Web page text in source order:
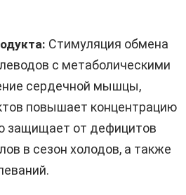
Стимуляция обмена
с метаболическими
сердечной мышцы,
повышает концентрацию
защищает от дефицитов
в сезон холодов, а также